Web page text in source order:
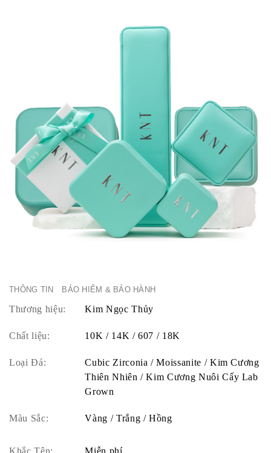
THÔNG TIN BẢO HIỂM & BẢO HÀNH
Thương hiệu: Kim Ngọc Thủy
Chất liệu: 10K / 14K / 607 / 18K
Loại Đá:
Cubic Zirconia / Moissanite / Kim Cương
Thiên Nhiên / Kim Cương Nuôi Cấy Lab
Grown
Màu Sắc: Vàng / Trắng / Hồng
Khắc Tên: Miễn phí